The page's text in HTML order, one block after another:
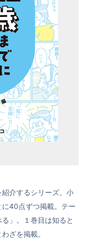
介するシリーズ。小
40点ずつ掲載。テー
」。１巻目は知ると
ざを掲載。